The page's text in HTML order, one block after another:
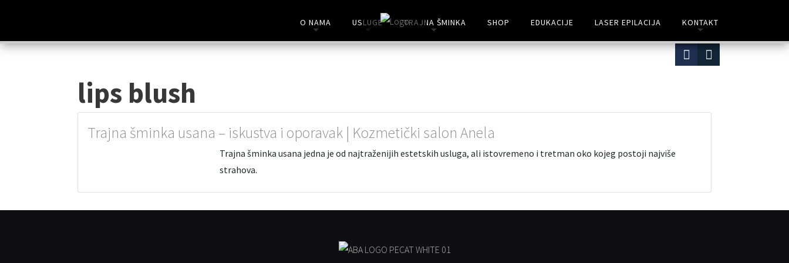
O NAMA USLUGE TRAJNA ŠMINKA SHOP EDUKACIJE LASER EPILACIJA KONTAKT
lips blush
Trajna šminka usana – iskustva i oporavak | Kozmetički salon Anela
Trajna šminka usana jedna je od najtraženijih estetskih usluga, ali istovremeno i tretman oko kojeg postoji najviše
strahova.